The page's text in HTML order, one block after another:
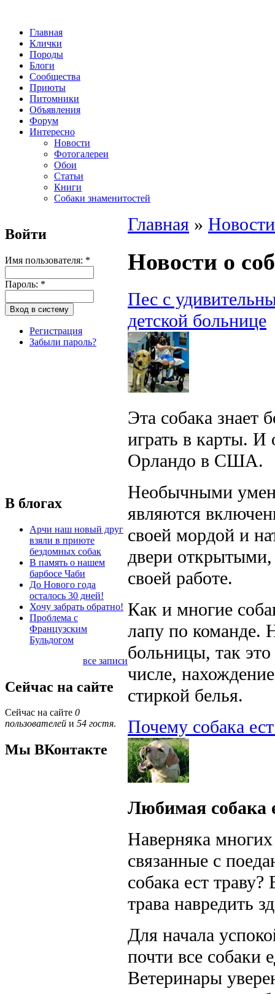
Главная
Клички
Породы
Блоги
Сообщества
Приюты
Питомники
Объявления
Форум
Интересно
Новости
Фотогалереи
Обои
Статьи
Книги
Собаки знаменитостей
Войти
Имя пользователя: *
Пароль: *
Регистрация
Забыли пароль?
В блогах
Арчи наш новый друг
взяли в приюте
бездомных собак
В память о нашем
барбосе Чаби
До Нового года
осталось 30 дней!
Хочу забрать обратно!
Проблема с
Французским
Бульдогом
все записи
Сейчас на сайте
Сейчас на сайте 0
пользователей и 54 гостя.
Мы ВКонтакте
Главная » Новости
Новости о
Пес с
детской больнице
Эта собака знает
играть в карты. И
Орландо в США.
Необычными
являются
своей мордой и
двери открытыми,
своей работе.
Как и многие
лапу по команде.
больницы, так
числе,
стиркой белья.
Почему собака
Любимая собака
Наверняка
связанные с
собака ест
трава навредить
Для начала
почти все собаки
Ветеринары